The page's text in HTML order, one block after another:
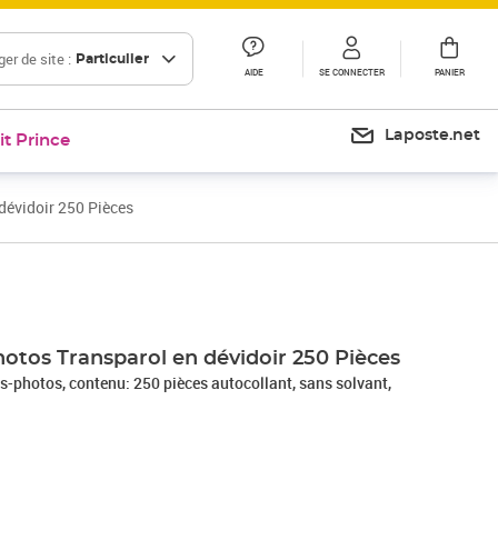
de site : Particulier
AIDE SE CONNECTER PANIER
Prince Laposte.net
250 Pièces
Transparol en dévidoir 250 Pièces
photos, contenu: 250 pièces autocollant, sans solvant,